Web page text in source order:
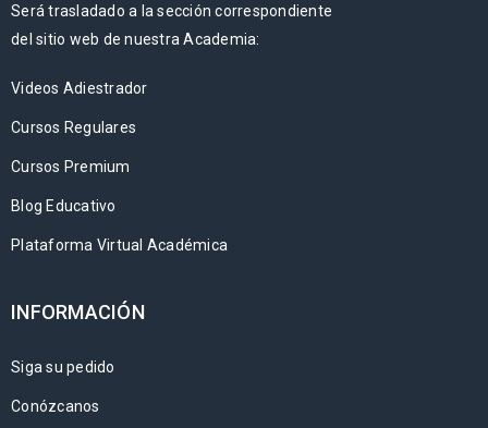
Será trasladado a la sección correspondiente
del sitio web de nuestra Academia:
Videos Adiestrador
Cursos Regulares
Cursos Premium
Blog Educativo
Plataforma Virtual Académica
INFORMACIÓN
Siga su pedido
Conózcanos